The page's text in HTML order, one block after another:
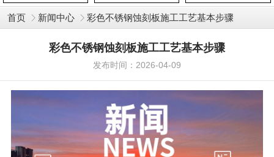
首页 新闻中心 ​彩色不锈钢蚀刻板施工工艺基本步骤
​彩色不锈钢蚀刻板施工工艺基本步骤
发布时间：2026-04-09